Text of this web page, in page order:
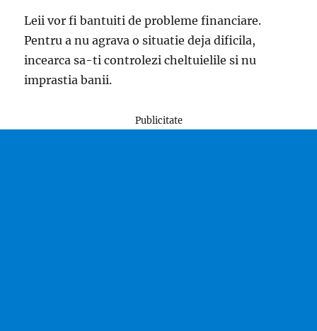
Leii vor fi bantuiti de probleme financiare.
Pentru a nu agrava o situatie deja dificila,
incearca sa-ti controlezi cheltuielile si nu
imprastia banii.
Publicitate